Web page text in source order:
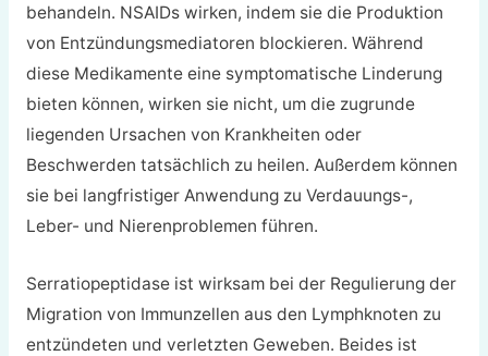
behandeln. NSAIDs wirken, indem sie die Produktion
von Entzündungsmediatoren blockieren. Während
diese Medikamente eine symptomatische Linderung
bieten können, wirken sie nicht, um die zugrunde
liegenden Ursachen von Krankheiten oder
Beschwerden tatsächlich zu heilen. Außerdem können
sie bei langfristiger Anwendung zu Verdauungs-,
Leber- und Nierenproblemen führen.
Serratiopeptidase ist wirksam bei der Regulierung der
Migration von Immunzellen aus den Lymphknoten zu
entzündeten und verletzten Geweben. Beides ist